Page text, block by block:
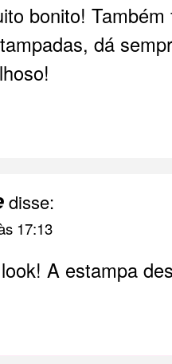
bonito!
dá
disse:
17:13
A estampa